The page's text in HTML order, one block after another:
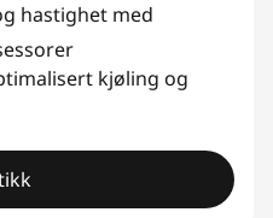
hastighet med
kjøling og